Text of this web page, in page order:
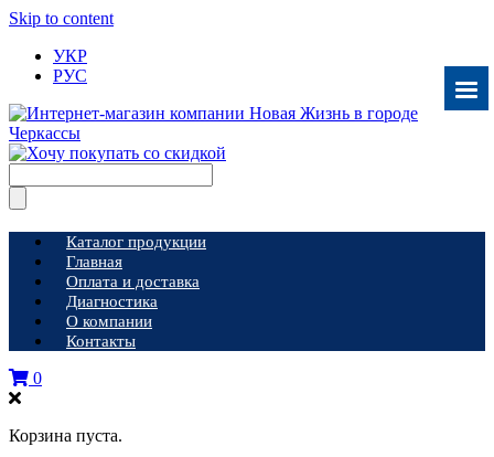
Skip to content
УКР
РУС
Каталог продукции
Главная
Оплата и доставка
Диагностика
О компании
Контакты
0
Корзина пуста.